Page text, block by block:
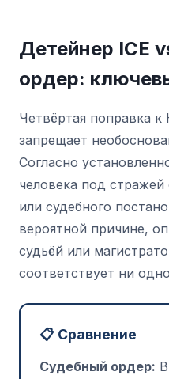
Детейнер ICE
ордер:
Четвёртая поправка
запрещает
Согласно
человека под
или судебного
вероятной причине,
судьёй или
соответствует ни
📋 Сравнение
Судебный ордер: